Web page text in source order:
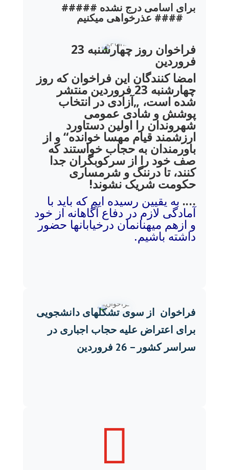
##### برای اسامی درج نشده
عذرخواهی میکنیم ####
فراخوان روز چهارشنبه 23
فروردین
امضا کنندگان این فراخوان که روز
چهارشنبه 23فروردین منتشر
شده است، „آزادی در انتخاب
پوشش و شادی عمومی
شهروندان را اولین دستاورد
ارزشمند قیام مهسا خوانده“ و از
باورمندان به حجاب خواستند که
صف خود را از سرکوبگران جدا
کنند، تا درننگ و شرمساری
حکومت شریک نشوند!
…. به یقیین رسیده ایم که باید با
آمادگی لازم در دفاع آگاهانه از خود
و ازهم میهنانمان درخیابانها حضور
داشته باشیم.
برای اعتراض علیه حجاب اجباری در
سراسر کشور – 26 فروردین
